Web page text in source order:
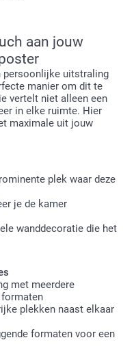
aan jouw
persoonlijke uitstraling
manier om dit te
vertelt niet alleen een
in elke ruimte. Hier
maximale uit jouw
plek waar deze
je de kamer
wanddecoratie die het
met meerdere
plekken naast elkaar
formaten voor een